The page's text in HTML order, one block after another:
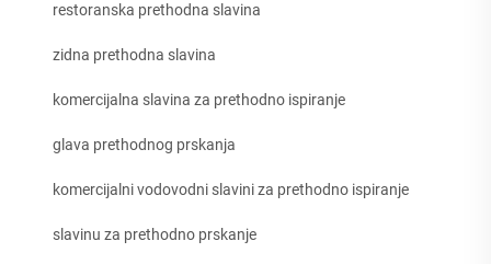
restoranska prethodna slavina
zidna prethodna slavina
komercijalna slavina za prethodno ispiranje
glava prethodnog prskanja
komercijalni vodovodni slavini za prethodno ispiranje
slavinu za prethodno prskanje